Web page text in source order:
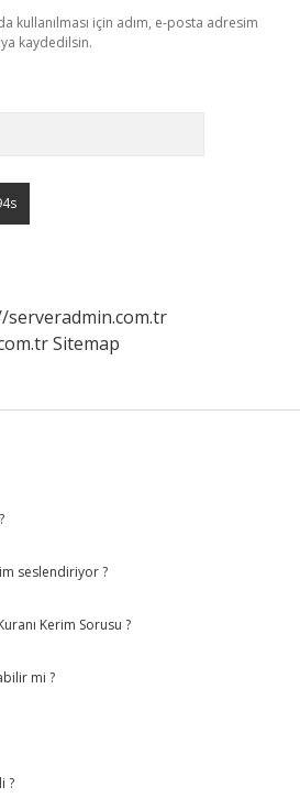
kullanılması için adım, e-posta adresim
kaydedilsin.
serveradmin.com.tr
Sitemap
seslendiriyor ?
Kerim Sorusu ?
mi ?
?